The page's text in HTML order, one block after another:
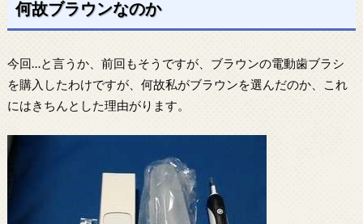
何故ブラウンなのか
今回…と言うか、前回もそうですが、ブラウンの電動歯ブラシ
を購入したわけですが、何故私がブラウンを選んだのか、これ
にはきちんとした理由がります。